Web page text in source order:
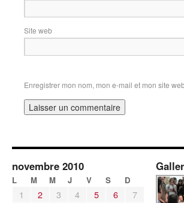
Site web
Enregistrer mon nom, mon e-mail et mon site
novembre 2010
L M M J V S D
1 2 3 4 5 6
7